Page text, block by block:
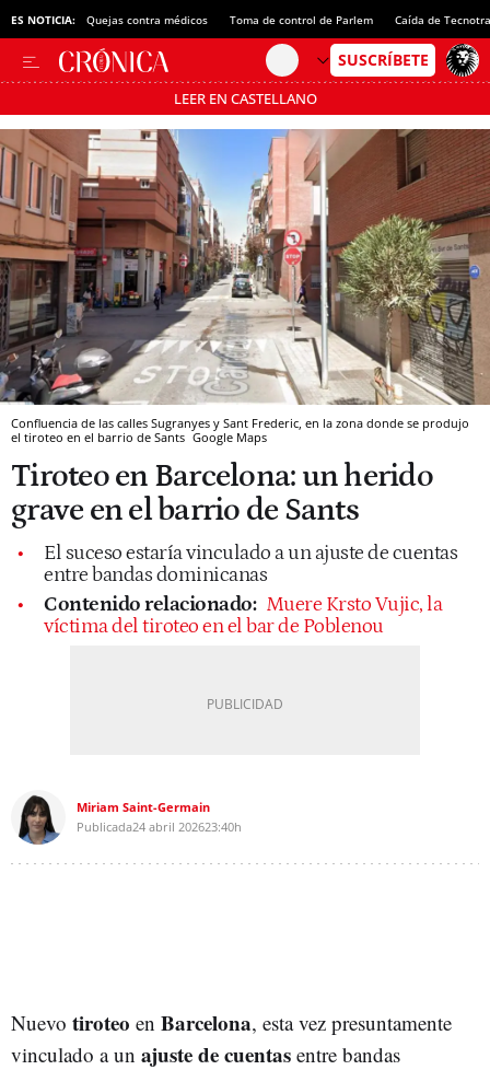
ES NOTICIA: Quejas contra médicos Toma de control de Parlem Caída de
LEER EN CASTELLANO
Pásate al MODO AHORRO
Confluencia de las calles Sugranyes y Sant Frederic, en la zona donde se produjo
el tiroteo en el barrio de Sants Google Maps
Tiroteo en Barcelona: un herido
grave en el barrio de Sants
El suceso estaría vinculado a un ajuste de cuentas
entre bandas dominicanas
Contenido relacionado: Muere Krsto Vujic, la
víctima del tiroteo en el bar de Poblenou
Miriam Saint-Germain
Publicada24 abril 202623:40h
Nuevo tiroteo en Barcelona, esta vez presuntamente
vinculado a un ajuste de cuentas entre bandas